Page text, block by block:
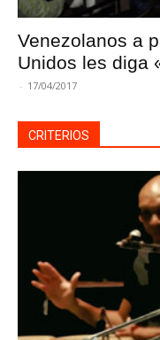
Venezolanos a
Unidos les diga
- 17/04/2017
CRITERIOS